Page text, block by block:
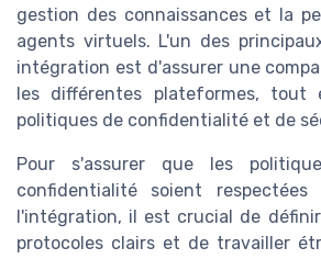
gestion des connaissances et la
agents virtuels. L'un des
intégration est d'assurer une
les différentes plateformes, tout
politiques de confidentialité et de
Pour s'assurer que les
confidentialité soient
l'intégration, il est crucial de
protocoles clairs et de travailler